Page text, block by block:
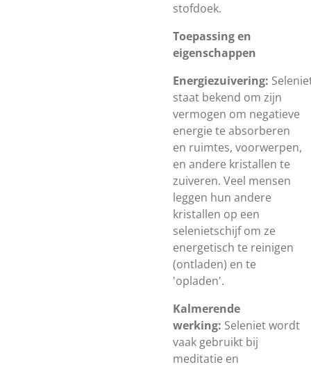
stofdoek.
Toepassing en
eigenschappen
Energiezuivering:
staat bekend om zijn
vermogen om negatieve
energie te absorberen
en ruimtes, voorwerpen,
en andere kristallen te
zuiveren. Veel mensen
leggen hun andere
kristallen op een
selenietschijf om ze
energetisch te reinigen
(ontladen) en te
'opladen'.
Kalmerende
werking: Seleniet wordt
vaak gebruikt bij
meditatie en